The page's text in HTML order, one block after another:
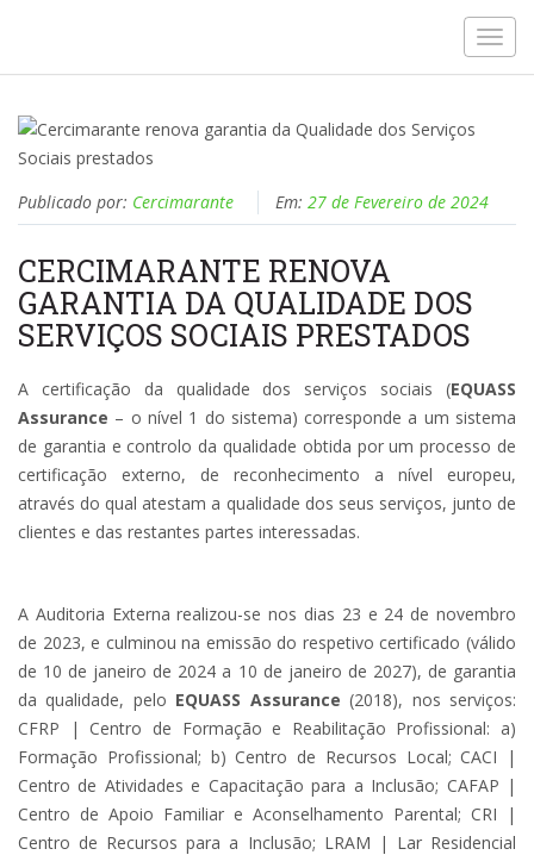
Publicado por: Cercimarante Em: 27 de Fevereiro de 2024
CERCIMARANTE RENOVA
GARANTIA DA QUALIDADE DOS
SERVIÇOS SOCIAIS PRESTADOS
A certificação da qualidade dos serviços sociais (EQUASS
Assurance – o nível 1 do sistema) corresponde a um sistema
de garantia e controlo da qualidade obtida por um processo de
certificação externo, de reconhecimento a nível europeu,
através do qual atestam a qualidade dos seus serviços, junto de
clientes e das restantes partes interessadas.
A Auditoria Externa realizou-se nos dias 23 e 24 de novembro
de 2023, e culminou na emissão do respetivo certificado (válido
de 10 de janeiro de 2024 a 10 de janeiro de 2027), de garantia
da qualidade, pelo EQUASS Assurance (2018), nos serviços:
CFRP | Centro de Formação e Reabilitação Profissional: a)
Formação Profissional; b) Centro de Recursos Local; CACI |
Centro de Atividades e Capacitação para a Inclusão; CAFAP |
Centro de Apoio Familiar e Aconselhamento Parental; CRI |
Centro de Recursos para a Inclusão; LRAM | Lar Residencial